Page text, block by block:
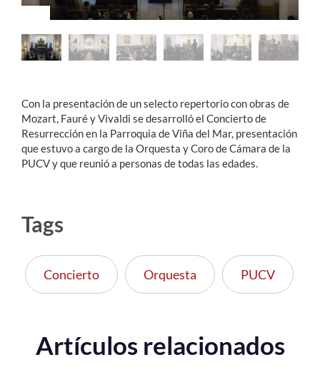
Académicos
Funcionarios
Alumni
English
Con la presentación de un selecto repertorio con obras de
Mozart, Fauré y Vivaldi se desarrolló el Concierto de
Resurrección en la Parroquia de Viña del Mar, presentación
que estuvo a cargo de la Orquesta y Coro de Cámara de la
PUCV y que reunió a personas de todas las edades.
Tags
Concierto Orquesta PUCV
Artículos relacionados